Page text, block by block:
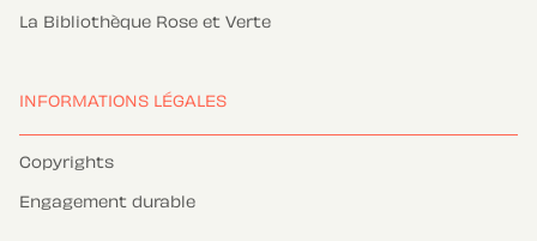
La Bibliothèque Rose et Verte
INFORMATIONS LÉGALES
Copyrights
Engagement durable